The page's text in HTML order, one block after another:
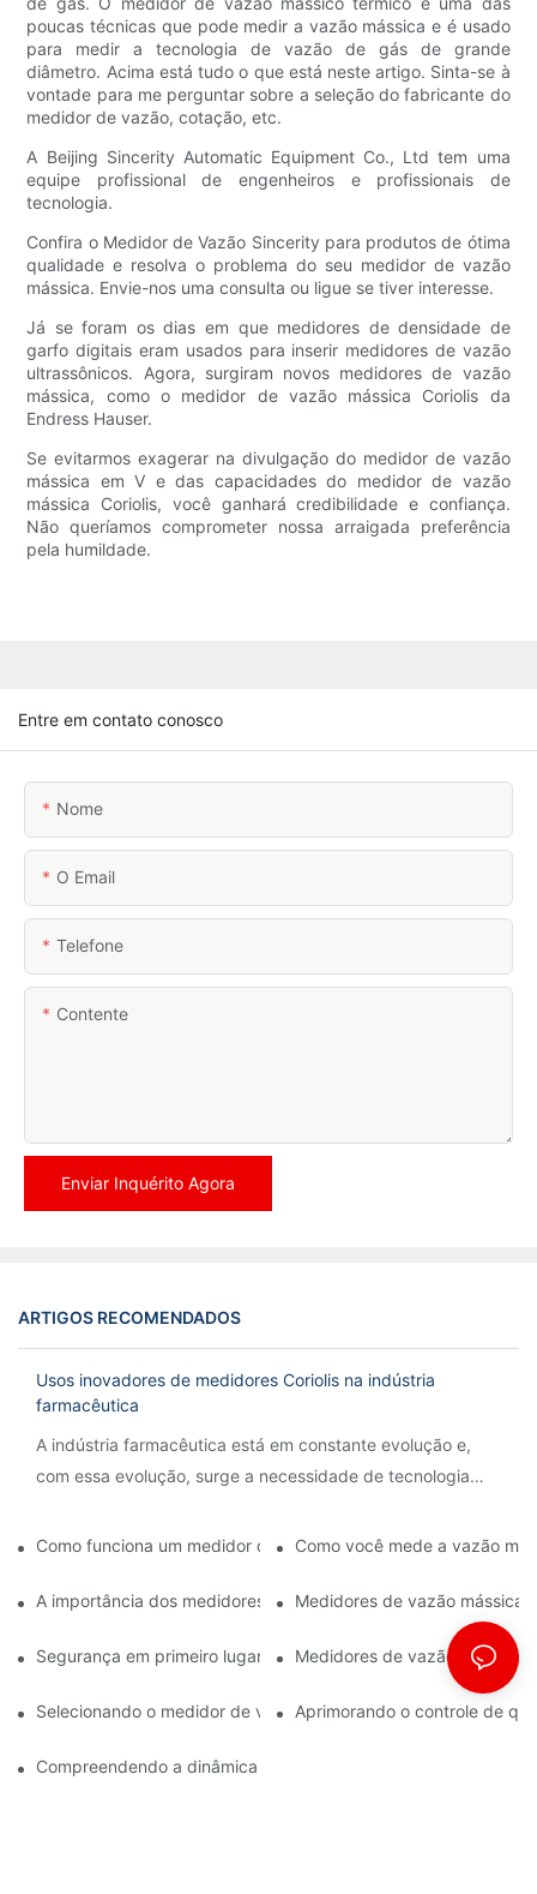
poucas técnicas que pode medir a vazão mássica e é usado
para medir a tecnologia de vazão de gás de grande
diâmetro. Acima está tudo o que está neste artigo. Sinta-se à
vontade para me perguntar sobre a seleção do fabricante do
medidor de vazão, cotação, etc.
A Beijing Sincerity Automatic Equipment Co., Ltd tem uma
equipe profissional de engenheiros e profissionais de
tecnologia.
Confira o Medidor de Vazão Sincerity para produtos de ótima
qualidade e resolva o problema do seu medidor de vazão
mássica. Envie-nos uma consulta ou ligue se tiver interesse.
Já se foram os dias em que medidores de densidade de
garfo digitais eram usados ​​para inserir medidores de vazão
ultrassônicos. Agora, surgiram novos medidores de vazão
mássica, como o medidor de vazão mássica Coriolis da
Endress Hauser.
Se evitarmos exagerar na divulgação do medidor de vazão
mássica em V e das capacidades do medidor de vazão
mássica Coriolis, você ganhará credibilidade e confiança.
Não queríamos comprometer nossa arraigada preferência
pela humildade.
Entre em contato conosco
Nome
O Email
Telefone
Contente
Enviar Inquérito Agora
ARTIGOS RECOMENDADOS
Usos inovadores de medidores Coriolis na indústria
farmacêutica
A indústria farmacêutica está em constante evolução e,
com essa evolução, surge a necessidade de tecnologia
Como funciona um medidor de vazão Coriolis?Como você mede a vazão
A importância dos medidores de vazão mássica na fabricação
Medidores de vazão
Segurança em primeiro lugar: Compreendendo os medidores
Medidores de vazão ATEX:
Selecionando o medidor de vazão ATEX correto para
Aprimorando o controle de
Compreendendo a dinâmica da medição do fluxo de massa de